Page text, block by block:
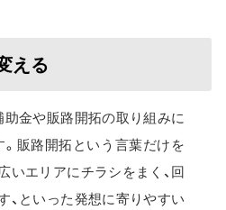
える
助金や販路開拓の取り組みに
販路開拓という言葉だけを
いエリアにチラシをまく、回
、といった発想に寄りやすい